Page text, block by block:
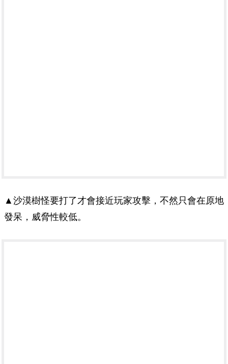
▲沙漠樹怪要打了才會接近玩家攻擊，不然只會在原地
發呆，威脅性較低。